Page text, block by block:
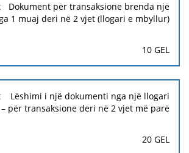
Dokument për transaksione brenda një
1 muaj deri në 2 vjet (llogari e mbyllur)
10 GEL
Lëshimi i një dokumenti nga një llogari
për transaksione deri në 2 vjet më parë
20 GEL